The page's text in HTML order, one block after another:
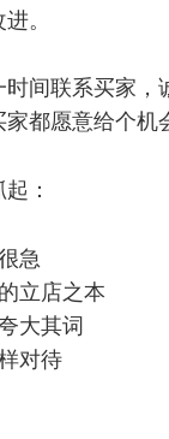
。
间联系买家，
都愿意给个机
：
急
立店之本
大其词
对待